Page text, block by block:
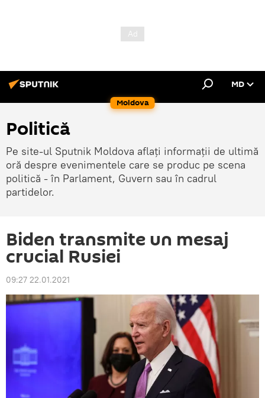
Moldova
MD
Politică
Pe site-ul Sputnik Moldova aflați informații de ultimă
oră despre evenimentele care se produc pe scena
politică - în Parlament, Guvern sau în cadrul
partidelor.
Biden transmite un mesaj
crucial Rusiei
09:27 22.01.2021